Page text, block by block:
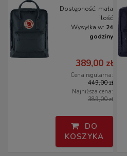
Dostępność: mała
ilość
Wysyłka w: 24
godziny
389,00 zł
Cena regularna:
449,00 zł
Najniższa cena:
389,00 zł
DO
KOSZYKA